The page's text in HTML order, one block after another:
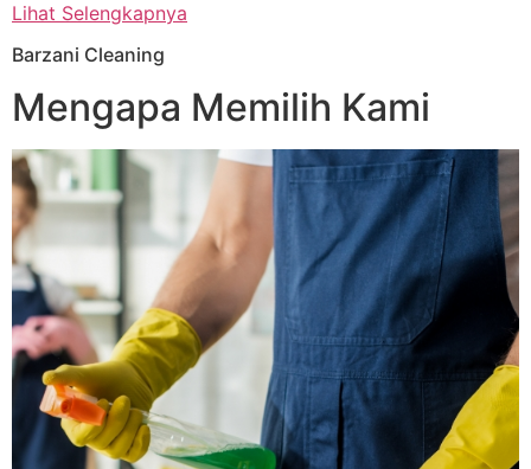
Lihat Selengkapnya
Barzani Cleaning
Mengapa Memilih Kami